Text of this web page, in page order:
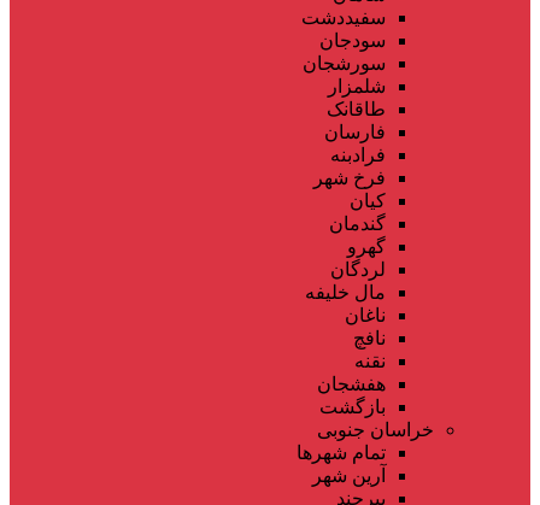
سفیددشت
سودجان
سورشجان
شلمزار
طاقانک
فارسان
فرادبنه
فرخ شهر
کیان
گندمان
گهرو
لردگان
مال خلیفه
ناغان
نافچ
نقنه
هفشجان
بازگشت
خراسان جنوبی
تمام شهر‌ها
آرین شهر
بیرجند